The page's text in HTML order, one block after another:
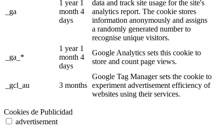
_ga
1 year 1
month 4
days
data and track site usage for the site's
analytics report. The cookie stores
information anonymously and assigns
a randomly generated number to
recognise unique visitors.
_ga_*
1 year 1
month 4
days
Google Analytics sets this cookie to
store and count page views.
_gcl_au 3 months
Google Tag Manager sets the cookie to
experiment advertisement efficiency of
websites using their services.
Cookies de Publicidad
advertisement